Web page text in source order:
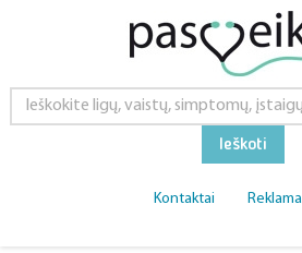
Ieškoti
Kontaktai Reklama